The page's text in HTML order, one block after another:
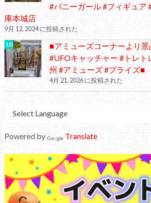
#バニーガール #フィギュア
庫本城店
9月 12, 2024 に投稿された
■アミューズコーナーより
#UFOキャッチャー #トレト
州 #アミューズ #プライズ■
4月 21, 2026 に投稿された
Powered by Translate